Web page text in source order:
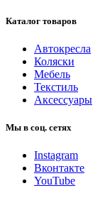
Каталог товаров
Автокресла
Коляски
Мебель
Текстиль
Аксессуары
Мы в соц. сетях
Instagram
Вконтакте
YouTube